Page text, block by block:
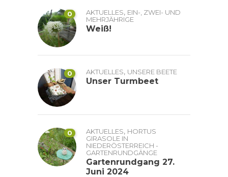
0 AKTUELLES, EIN-, ZWEI- UND
MEHRJÄHRIGE
Weiß!
0 AKTUELLES, UNSERE BEETE
Unser Turmbeet
0 AKTUELLES, HORTUS
GIRASOLE IN
NIEDERÖSTERREICH -
GARTENRUNDGÄNGE
Gartenrundgang 27.
Juni 2024